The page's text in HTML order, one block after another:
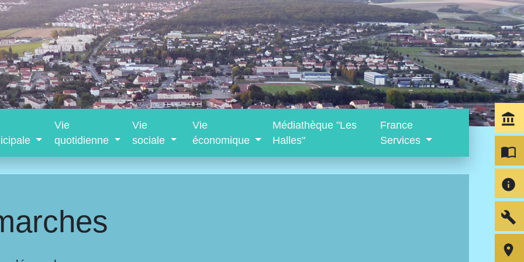
Vie
quotidienne
Vie
sociale
Vie
économique
Médiathèque "Les
Halles"
France
Services
account_balance
import_contacts
info
build
room